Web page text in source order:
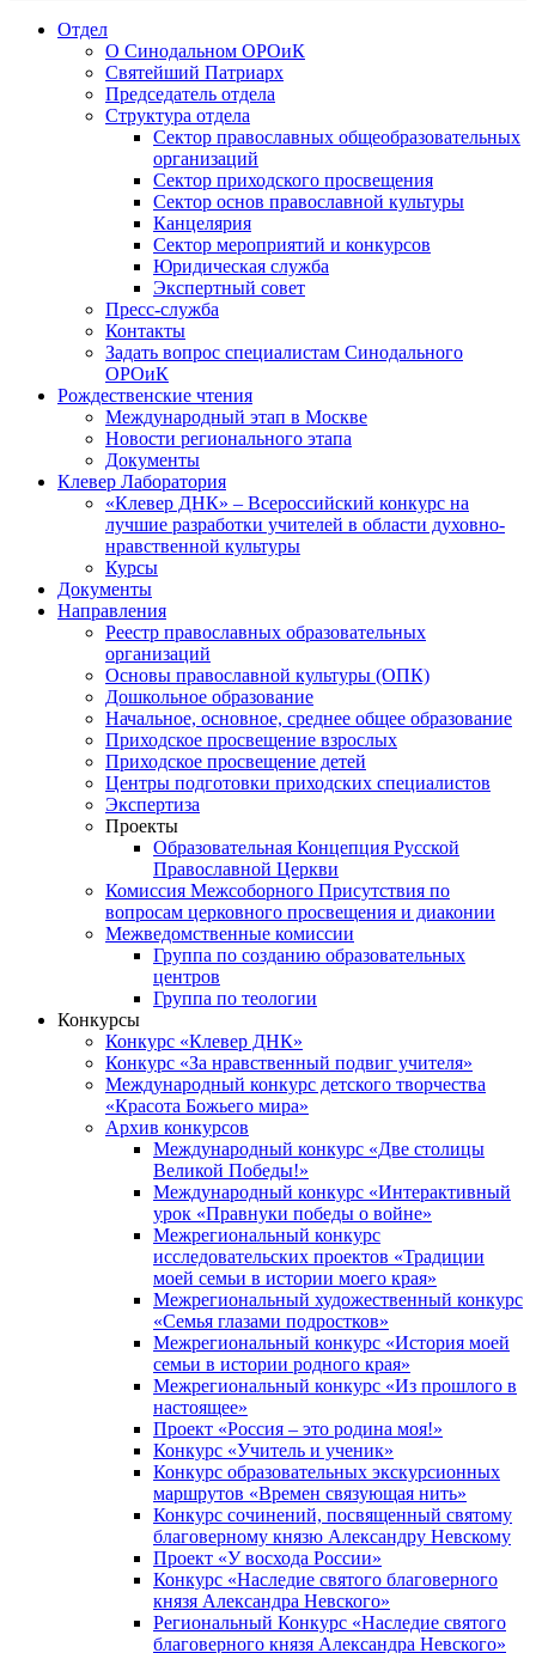
Отдел
О Синодальном ОРОиК
Святейший Патриарх
Председатель отдела
Структура отдела
Сектор православных общеобразовательных
организаций
Сектор приходского просвещения
Сектор основ православной культуры
Канцелярия
Сектор мероприятий и конкурсов
Юридическая служба
Экспертный совет
Пресс-служба
Контакты
Задать вопрос специалистам Синодального
ОРОиК
Рождественские чтения
Международный этап в Москве
Новости регионального этапа
Документы
Клевер Лаборатория
«Клевер ДНК» – Всероссийский конкурс на
лучшие разработки учителей в области духовно-
нравственной культуры
Курсы
Документы
Направления
Реестр православных образовательных
организаций
Основы православной культуры (ОПК)
Дошкольное образование
Начальное, основное, среднее общее образование
Приходское просвещение взрослых
Приходское просвещение детей
Центры подготовки приходских специалистов
Экспертиза
Проекты
Образовательная Концепция Русской
Православной Церкви
Комиссия Межсоборного Присутствия по
вопросам церковного просвещения и диаконии
Межведомственные комиссии
Группа по созданию образовательных
центров
Группа по теологии
Конкурсы
Конкурс «Клевер ДНК»
Конкурс «За нравственный подвиг учителя»
Международный конкурс детского творчества
«Красота Божьего мира»
Архив конкурсов
Международный конкурс «Две столицы
Великой Победы!»
Международный конкурс «Интерактивный
урок «Правнуки победы о войне»
Межрегиональный конкурс
исследовательских проектов «Традиции
моей семьи в истории моего края»
Межрегиональный художественный конкурс
«Семья глазами подростков»
Межрегиональный конкурс «История моей
семьи в истории родного края»
Межрегиональный конкурс «Из прошлого в
настоящее»
Проект «Россия – это родина моя!»
Конкурс «Учитель и ученик»
Конкурс образовательных экскурсионных
маршрутов «Времен связующая нить»
Конкурс сочинений, посвященный святому
благоверному князю Александру Невскому
Проект «У восхода России»
Конкурс «Наследие святого благоверного
князя Александра Невского»
Региональный Конкурс «Наследие святого
благоверного князя Александра Невского»